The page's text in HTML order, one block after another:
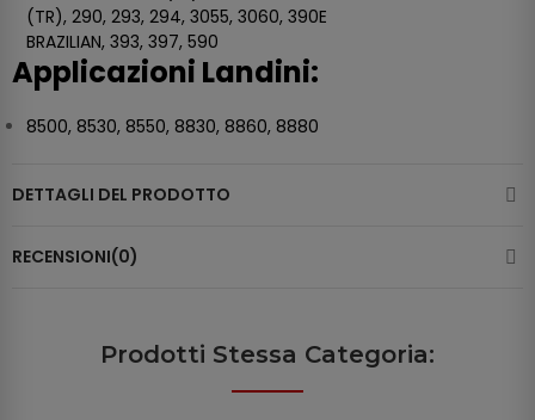
(TR), 290, 293, 294, 3055, 3060, 390E
BRAZILIAN, 393, 397, 590
Applicazioni Landini:
8500, 8530, 8550, 8830, 8860, 8880
DETTAGLI DEL PRODOTTO
RECENSIONI(0)
Prodotti Stessa Categoria: